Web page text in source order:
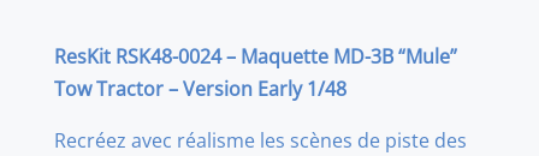
Early
Version
(1/48)
ResKit RSK48-0024 – Maquette MD-3B “Mule”
Tow Tractor – Version Early 1/48
Recréez avec réalisme les scènes de piste des